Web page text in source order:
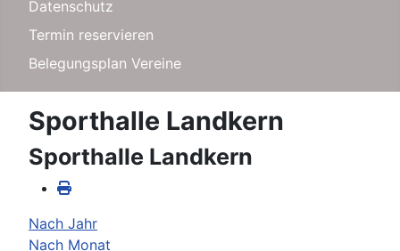
Datenschutz
Termin reservieren
Belegungsplan Vereine
Sporthalle Landkern
Sporthalle Landkern
Nach Jahr
Nach Monat